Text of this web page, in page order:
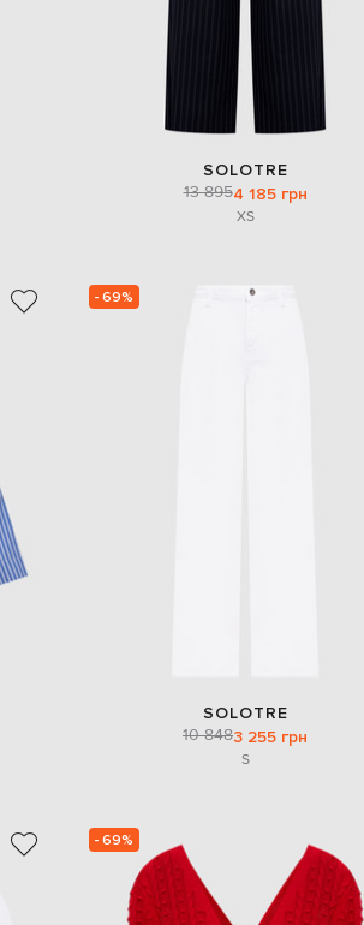
SOLOTRE
13 8954 185 грн
XS
- 69%
SOLOTRE
10 8483 255 грн
S
- 69%